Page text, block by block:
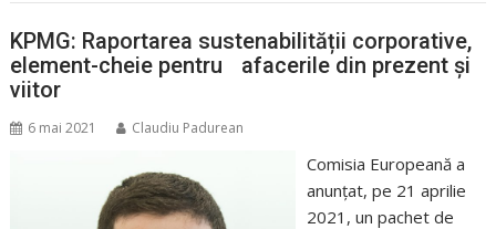
KPMG: Raportarea sustenabilității corporative,
element-cheie pentru afacerile din prezent și
viitor
6 mai 2021 Claudiu Padurean
Comisia Europeană a
anunțat, pe 21 aprilie
2021, un pachet de